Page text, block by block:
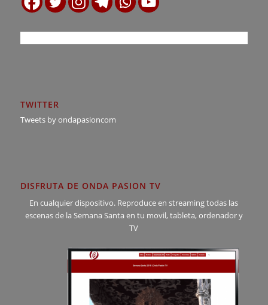
TWITTER
Tweets by ondapasioncom
DISFRUTA DE ONDA PASION TV
En cualquier dispositivo. Reproduce en streaming todas las
escenas de la Semana Santa en tu movil, tableta, ordenador y
TV